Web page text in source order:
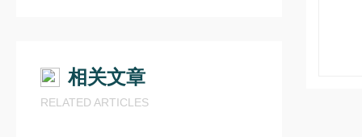
相关文章
RELATED ARTICLES